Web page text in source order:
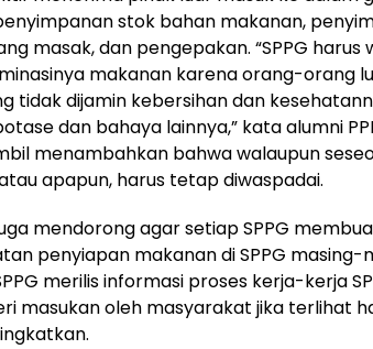
stok bahan makanan,
masak, dan pengepakan. “SPPG
makanan karena orang-orang
tidak dijamin kebersihan dan
dan bahaya lainnya,” kata alumni
menambahkan bahwa walaupun
apapun, harus tetap diwaspadai.
mendorong agar setiap SPPG
penyiapan makanan di SPPG masing-
merilis informasi proses kerja-kerja
masukan oleh masyarakat jika terlihat